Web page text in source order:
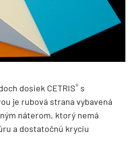
dosiek CETRIS® s
je rubová strana vybavená
náterom, ktorý nemá
a dostatočnú kryciu